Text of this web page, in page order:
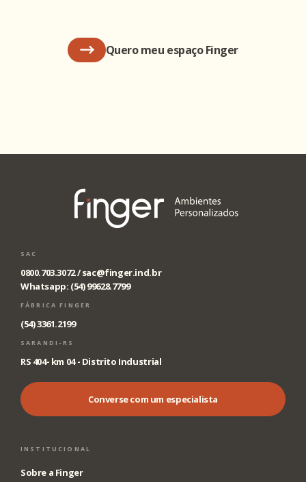
Quero meu espaço Finger
SAC
0800.703.3072 /sac@finger.ind.br
Whatsapp: (54) 99628.7799
FÁBRICA FINGER
(54) 3361.2199
SARANDI-RS
RS 404- km 04 - Distrito Industrial
Converse com um especialista
INSTITUCIONAL
Sobre a Finger